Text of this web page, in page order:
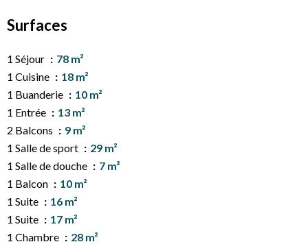
Surfaces
1 Séjour
78 m²
1 Cuisine
18 m²
1 Buanderie
10 m²
1 Entrée
13 m²
2 Balcons
9 m²
1 Salle de sport
29 m²
1 Salle de douche
7 m²
1 Balcon
10 m²
1 Suite
16 m²
1 Suite
17 m²
1 Chambre
28 m²